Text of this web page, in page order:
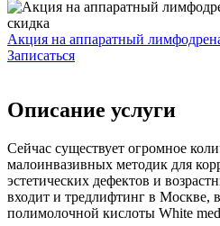
Акция на аппаратный
Записаться
Описание услуги
Сейчас существует огромное
малоинвазивных методик для
эстетических дефектов и
входит и тредлифтинг в Москве,
полимолочной кислоты White